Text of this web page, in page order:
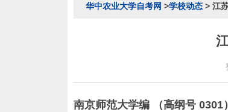
华中农业大学自考网 >学校动态 > 江
南京师范大学编 （高纲号 0301）